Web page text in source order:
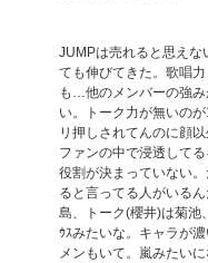
JUMPは売れると思え
ても伸びてきた。歌唱
も…他のメンバーの強
い。トーク力が無いの
リ押しされてんのに顔
ファンの中で浸透して
役割が決まっていない
ると言ってる人がいる
島、トーク(櫻井)は菊池
ｳｽみたいな。キャラが
メンもいて。嵐みたい